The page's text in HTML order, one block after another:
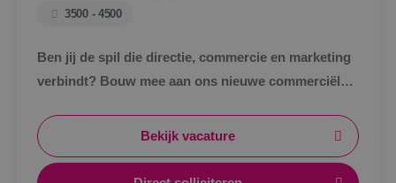
3500 - 4500
Ben jij de spil die directie, commercie en marketing
verbindt? Bouw mee aan ons nieuwe commerciële
BINK.&nbsp;
Bekijk vacature